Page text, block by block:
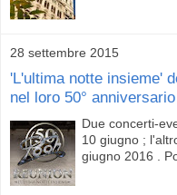
28 settembre 2015
'L'ultima notte insieme'
nel loro 50° anniversario
Due concerti-
10 giugno ;
giugno 2016 .